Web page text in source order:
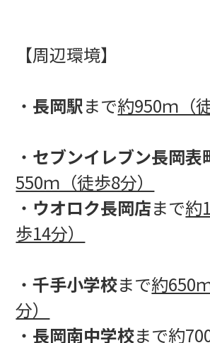
【周辺環境】
・ 長岡駅まで約950ｍ（
・ セブンイレブン長岡表
550ｍ（徒歩8分）
・ ウオロク長岡店まで約
歩14分）
・千手小学校まで約650
分）
・ 長岡南中学校まで約